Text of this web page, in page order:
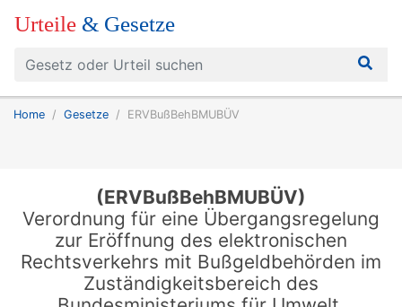
Urteile & Gesetze
Home Gesetze ERVBußBehBMUBÜV
(ERVBußBehBMUBÜV)
Verordnung für eine Übergangsregelung
zur Eröffnung des elektronischen
Rechtsverkehrs mit Bußgeldbehörden im
Zuständigkeitsbereich des